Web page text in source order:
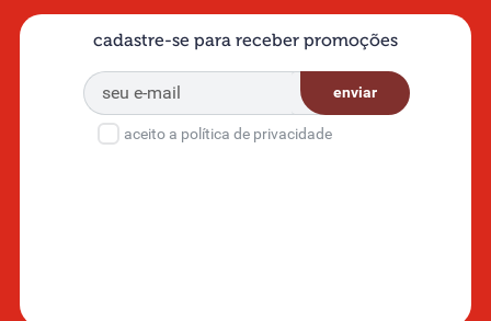
cadastre-se para receber promoções
enviar
aceito a política de privacidade